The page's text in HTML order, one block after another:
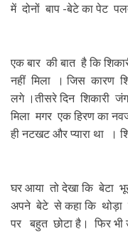
में दोनों बाप -बेटे का पेट
एक बार की बात है कि
नहीं मिला । जिस कारण
लगे ।तीसरे दिन शिकारी
मिला मगर एक हिरण का
ही नटखट और प्यारा था
घर आया तो देखा कि बेटा
अपने बेटे से कहा कि
पर बहुत छोटा है। फिर भी